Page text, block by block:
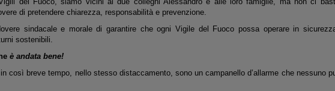
di pretendere chiarezza, responsabilità e prevenzione.
sindacale e morale di garantire che ogni Vigile del Fuoco possa operare in
sostenibili.
è andata bene!
così breve tempo, nello stesso distaccamento, sono un campanello d’allarme che nessuno